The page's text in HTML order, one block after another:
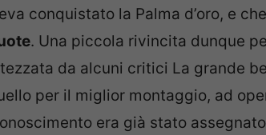
conquistato la Palma d’oro, e
. Una piccola rivincita dunque
da alcuni critici La grande
per il miglior montaggio, ad
era già stato